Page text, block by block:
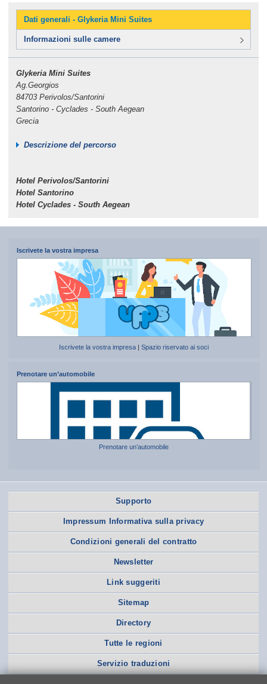
Dati generali - Glykeria Mini Suites
Informazioni sulle camere
Glykeria Mini Suites
Ag.Georgios
84703 Perivolos/Santorini
Santorino - Cyclades - South Aegean
Grecia
Descrizione del percorso
Hotel Perivolos/Santorini
Hotel Santorino
Hotel Cyclades - South Aegean
Iscrivete la vostra impresa
Iscrivete la vostra impresa |Spazio riservato ai soci
Prenotare un’automobile
Prenotare un’automobile
Supporto
Impressum Informativa sulla privacy
Condizioni generali del contratto
Newsletter
Link suggeriti
Sitemap
Directory
Tutte le regioni
Servizio traduzioni